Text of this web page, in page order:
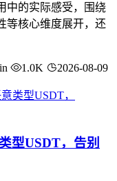
中的实际感受，围绕
等核心维度展开，还
1.0K 2026-08-09
型USDT，告别